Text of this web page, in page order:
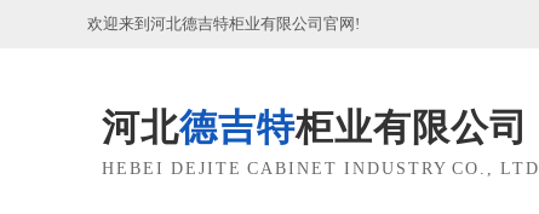
欢迎来到河北德吉特柜业有限公司官网!
河北德吉特柜业有限公司
HEBEI DEJITE CABINET INDUSTRY CO., LTD